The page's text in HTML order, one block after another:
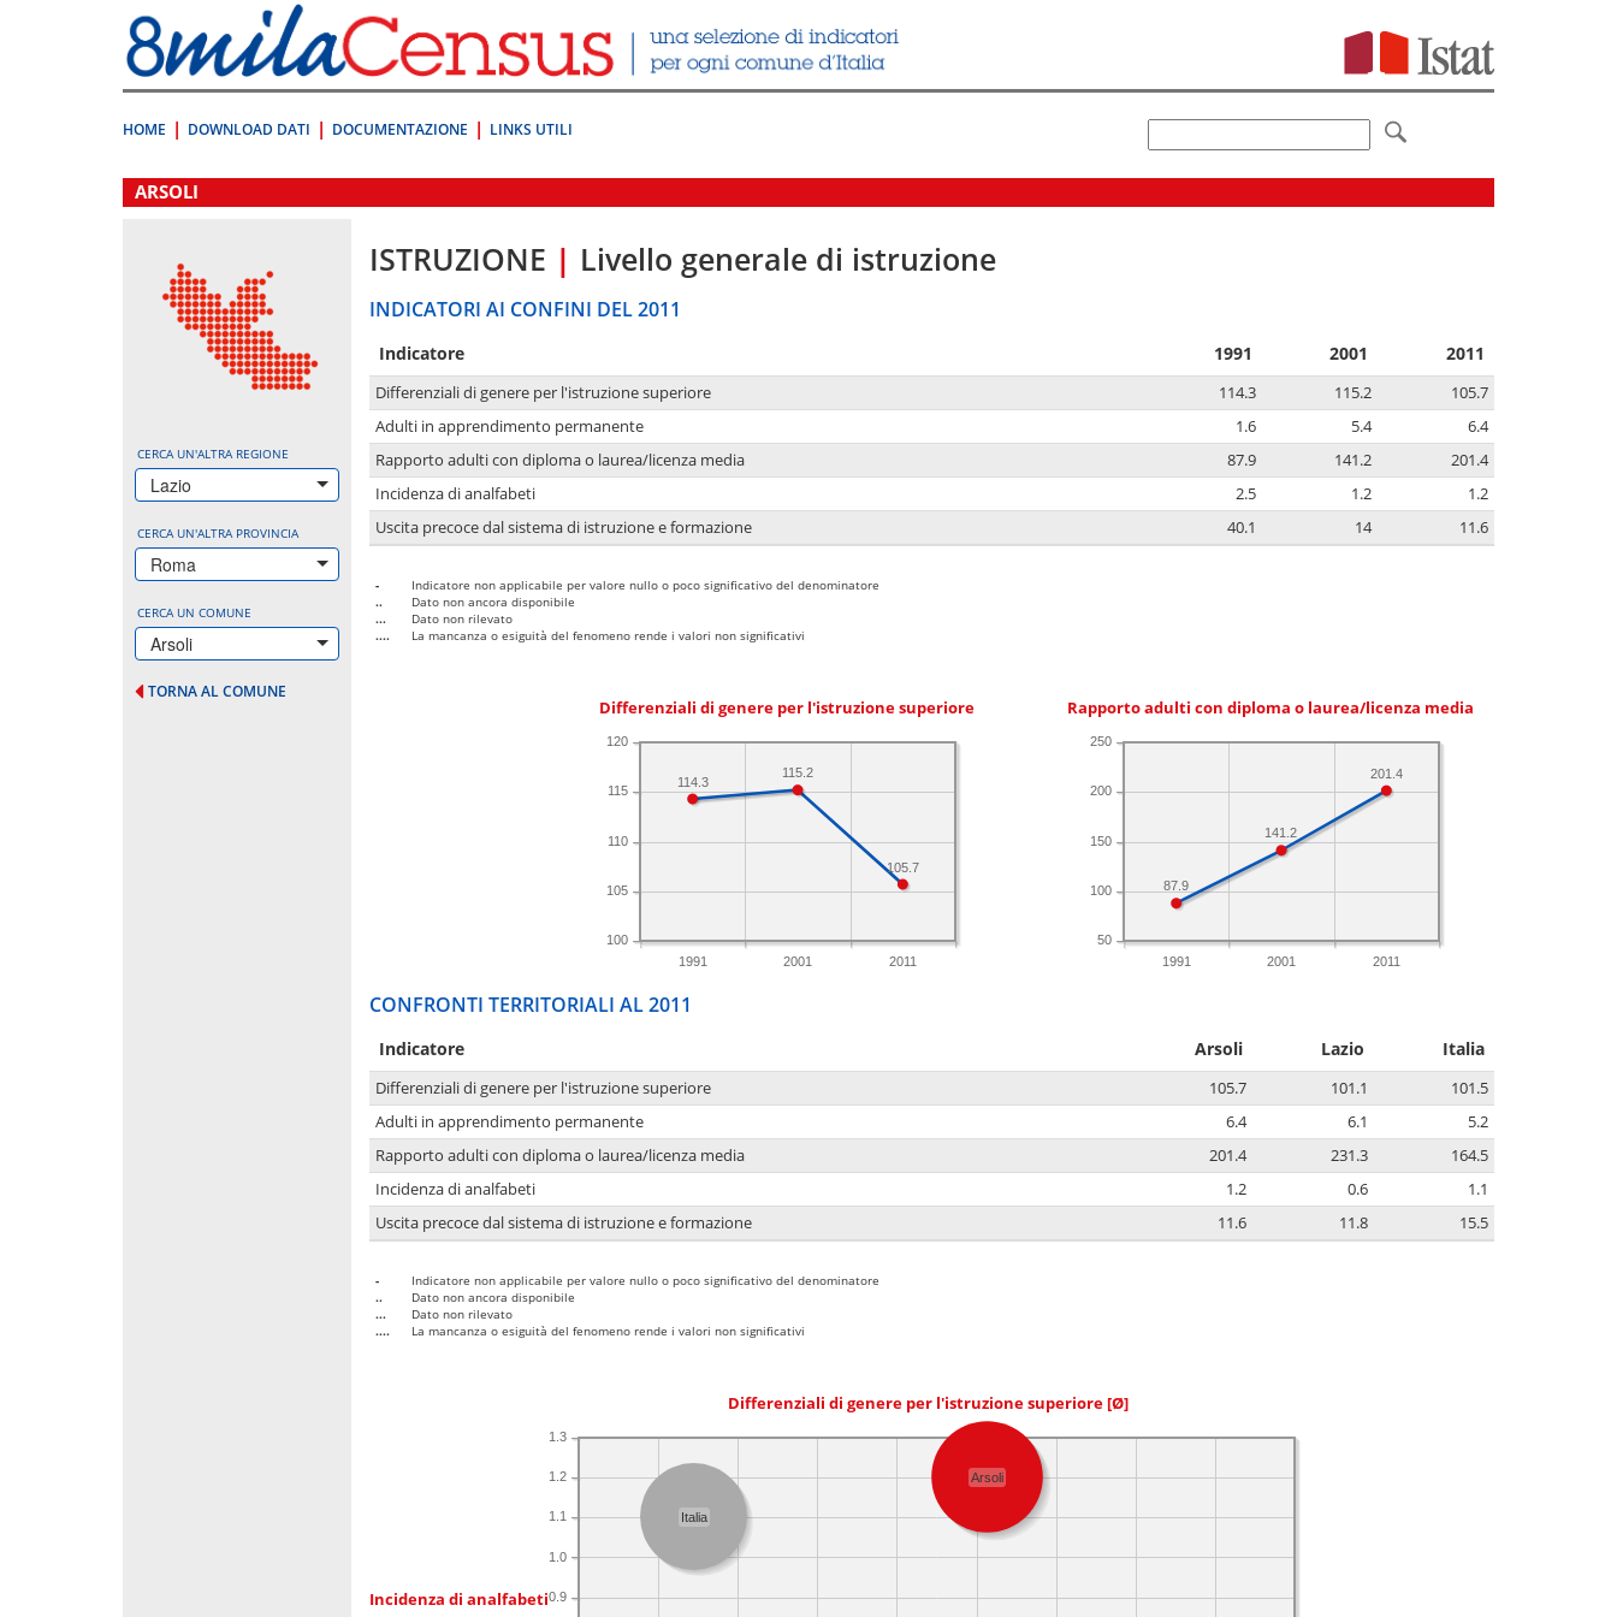
direttamente
a:
Contenuto
HOME DOWNLOAD DATI DOCUMENTAZIONE LINKS UTILI
.
ARSOLI
CERCA UN'ALTRA REGIONE
Lazio
CERCA UN'ALTRA PROVINCIA
Roma
CERCA UN COMUNE
Arsoli
TORNA AL COMUNE
ISTRUZIONE | Livello generale di istruzione
INDICATORI AI CONFINI DEL 2011
Indicatore 1991 2001 2011
Differenziali di genere per l'istruzione superiore 114.3 115.2
105.7
Adulti in apprendimento permanente
1.6 5.4
6.4
Rapporto adulti con diploma o laurea/licenza media
87.9 141.2
201.4
Incidenza di analfabeti
2.5 1.2
1.2
Uscita precoce dal sistema di istruzione e formazione
40.1 14 11.6
-
Indicatore non applicabile per valore nullo o poco significativo del denominatore
..
Dato non ancora disponibile
...
Dato non rilevato
....
La mancanza o esiguità del fenomeno rende i valori non significativi
Differenziali di genere per l'istruzione superiore
1991 2001 2011
100
105
110
115
120
105.7
115.2
114.3
Rapporto adulti con diploma o laurea/licenza media
1991 2001 2011
50
100
150
200
250
201.4
141.2
87.9
CONFRONTI TERRITORIALI AL 2011
Indicatore Arsoli Lazio Italia
Differenziali di genere per l'istruzione superiore 105.7 101.1
101.5
Adulti in apprendimento permanente
6.4 6.1
5.2
Rapporto adulti con diploma o laurea/licenza media
201.4 231.3
164.5
Incidenza di analfabeti
1.2 0.6
1.1
Uscita precoce dal sistema di istruzione e formazione
11.6 11.8 15.5
-
Indicatore non applicabile per valore nullo o poco significativo del denominatore
..
Dato non ancora disponibile
...
Dato non rilevato
....
La mancanza o esiguità del fenomeno rende i valori non significativi
Differenziali di genere per l'istruzione superiore [Ø]
Incidenza di analfabeti0.9
1.0
1.1
1.2
1.3
Arsoli
Italia